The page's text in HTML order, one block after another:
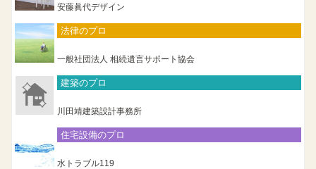
安藤眞代デザイン
法律のプロ
一般社団法人 相続遺言サポート協会
建築のプロ
川田靖建築設計事務所
住宅設備のプロ
水トラブル119